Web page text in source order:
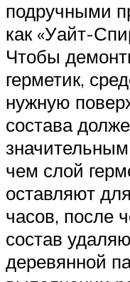
подручными
как «Уайт-
Чтобы
герметик,
нужную
состава
чем слой
оставляют
часов, после
состав
деревянной